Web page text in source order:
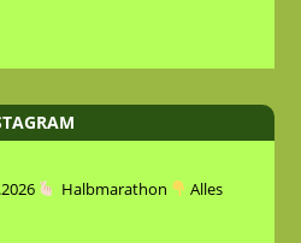
Halbmarathon
Alles